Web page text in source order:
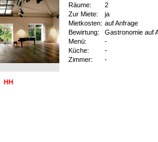
HH
Räume:
2
Zur Miete:
ja
Mietkosten: auf Anfrage
Bewirtung:
Gastronomie auf
Menü:
-
Küche:
-
Zimmer:
-